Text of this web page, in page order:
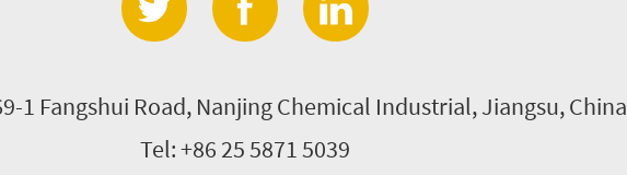
1 Fangshui Road, Nanjing Chemical Industrial, Jiangsu, China
Tel: +86 25 5871 5039